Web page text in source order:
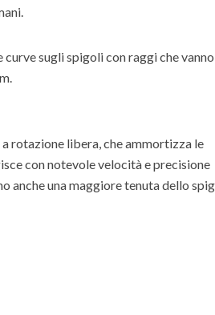
sugli spigoli con raggi che
rotazione libera, che ammortizza le
con notevole velocità e precisione
anche una maggiore tenuta dello